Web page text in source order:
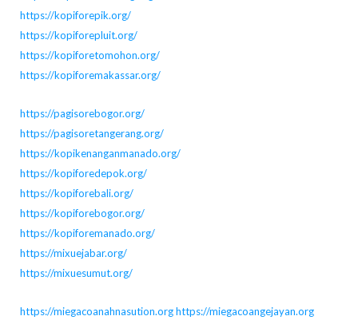
https://kopiforepik.org/
https://kopiforepluit.org/
https://kopiforetomohon.org/
https://kopiforemakassar.org/
https://pagisorebogor.org/
https://pagisoretangerang.org/
https://kopikenanganmanado.org/
https://kopiforedepok.org/
https://kopiforebali.org/
https://kopiforebogor.org/
https://kopiforemanado.org/
https://mixuejabar.org/
https://mixuesumut.org/
https://miegacoanahnasution.orghttps://miegacoangejayan.org